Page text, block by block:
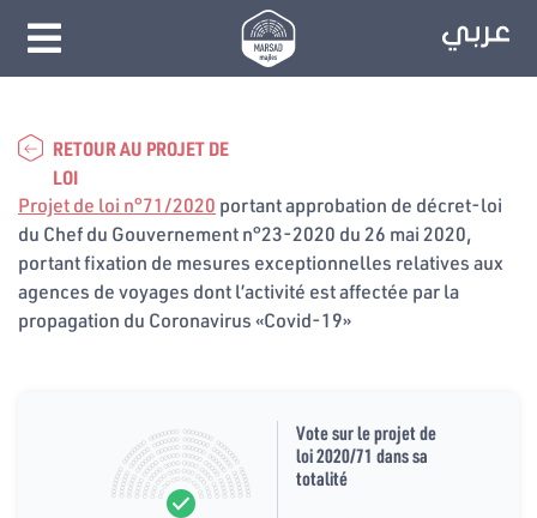
RETOUR AU PROJET DE
LOI
Projet de loi n°71/2020 portant approbation de décret-loi
du Chef du Gouvernement n°23-2020 du 26 mai 2020,
portant fixation de mesures exceptionnelles relatives aux
agences de voyages dont l’activité est affectée par la
propagation du Coronavirus «Covid-19»
Vote sur le projet de
loi 2020/71 dans sa
totalité